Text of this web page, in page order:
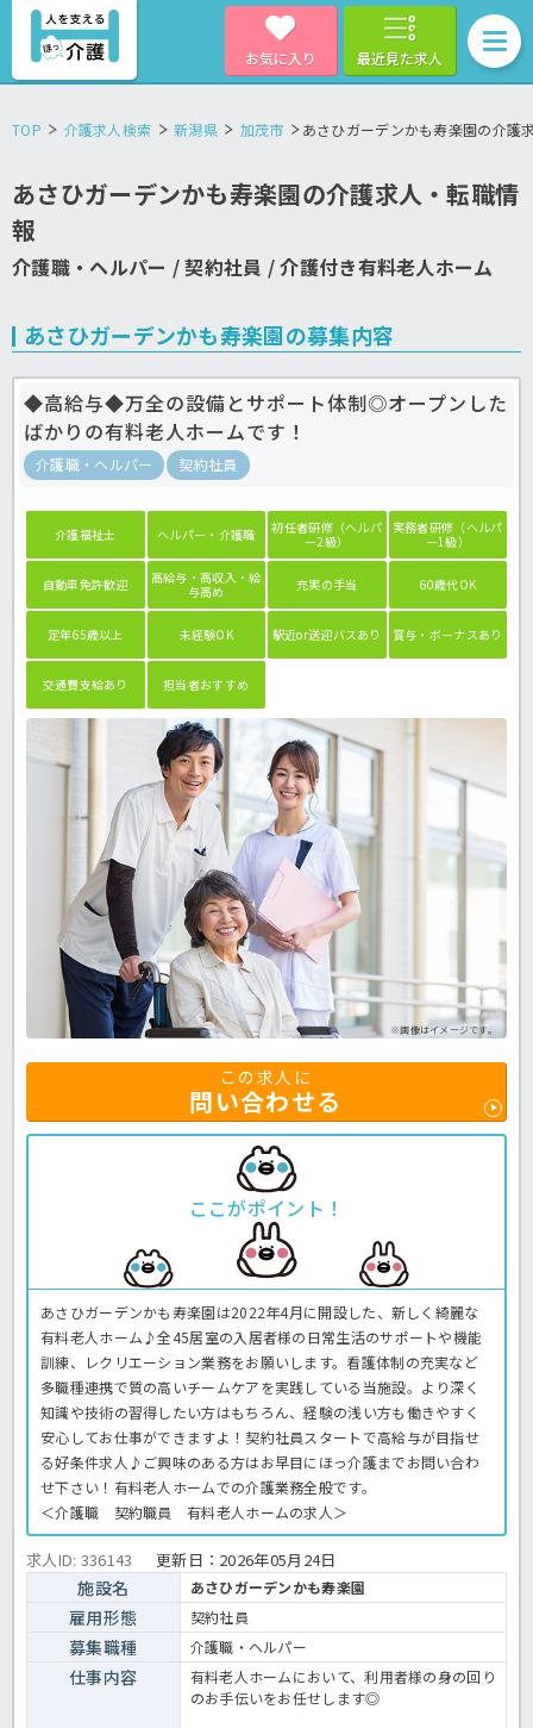
お気に入り 最近見た求人
TOP 介護求人検索 新潟県 加茂市 あさひガーデンかも寿楽園の介護
あさひガーデンかも寿楽園の介護求人・転職情
報
介護職・ヘルパー / 契約社員 / 介護付き有料老人ホーム
あさひガーデンかも寿楽園の募集内容
◆高給与◆万全の設備とサポート体制◎オープンした
ばかりの有料老人ホームです！
介護職・ヘルパー 契約社員
介護福祉士 ヘルパー・介護職
初任者研修（ヘルパ
ー2級）
実務者研修（ヘルパ
ー1級）
自動車免許歓迎
高給与・高収入・給
与高め
充実の手当 60歳代OK
定年65歳以上 未経験OK 駅近or送迎バスあり 賞与・ボーナスあり
交通費支給あり 担当者おすすめ
※画像はイメージです。
この求人に
問い合わせる
ここがポイント！
あさひガーデンかも寿楽園は2022年4月に開設した、新しく綺麗な
有料老人ホーム♪全45居室の入居者様の日常生活のサポートや機能
訓練、レクリエーション業務をお願いします。看護体制の充実など
多職種連携で質の高いチームケアを実践している当施設。より深く
知識や技術の習得したい方はもちろん、経験の浅い方も働きやすく
安心してお仕事ができますよ！契約社員スタートで高給与が目指せ
る好条件求人♪ご興味のある方はお早目にほっ介護までお問い合わ
せ下さい！有料老人ホームでの介護業務全般です。
＜介護職 契約職員 有料老人ホームの求人＞
求人ID: 336143 更新日： 2026年05月24日
施設名 あさひガーデンかも寿楽園
雇用形態 契約社員
募集職種 介護職・ヘルパー
仕事内容
有料老人ホームにおいて、利用者様の身の回り
のお手伝いをお任せします◎